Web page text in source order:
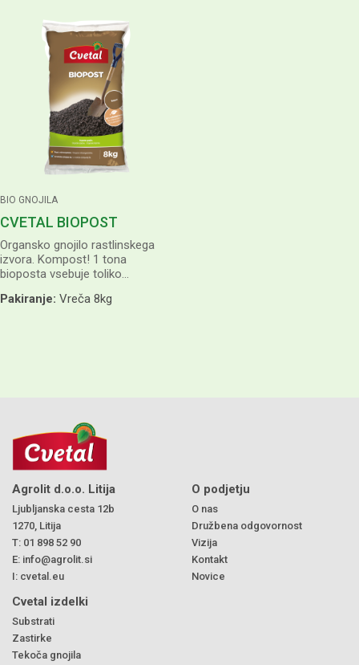
BIO GNOJILA
CVETAL BIOPOST
Organsko gnojilo rastlinskega
izvora. Kompost! 1 tona
bioposta vsebuje toliko
organizmov, kot 30 ton zrelega
Pakiranje: Vreča 8kg
Agrolit d.o.o. Litija
Ljubljanska cesta 12b
1270, Litija
T: 01 898 52 90
E: info@agrolit.si
I: cvetal.eu
O podjetju
O nas
Družbena odgovornost
Vizija
Kontakt
Novice
Cvetal izdelki
Substrati
Zastirke
Tekoča gnojila